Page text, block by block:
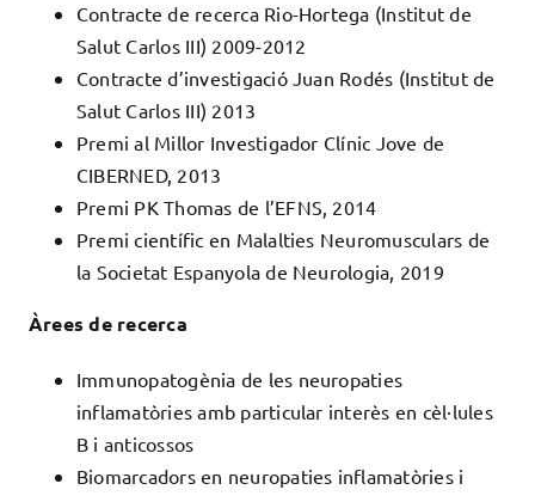
Contracte de recerca Rio-Hortega (Institut de
Salut Carlos III) 2009-2012
Contracte d’investigació Juan Rodés (Institut de
Salut Carlos III) 2013
Premi al Millor Investigador Clínic Jove de
CIBERNED, 2013
Premi PK Thomas de l’EFNS, 2014
Premi científic en Malalties Neuromusculars de
la Societat Espanyola de Neurologia, 2019
Àrees de recerca
Immunopatogènia de les neuropaties
inflamatòries amb particular interès en cèl·lules
B i anticossos
Biomarcadors en neuropaties inflamatòries i